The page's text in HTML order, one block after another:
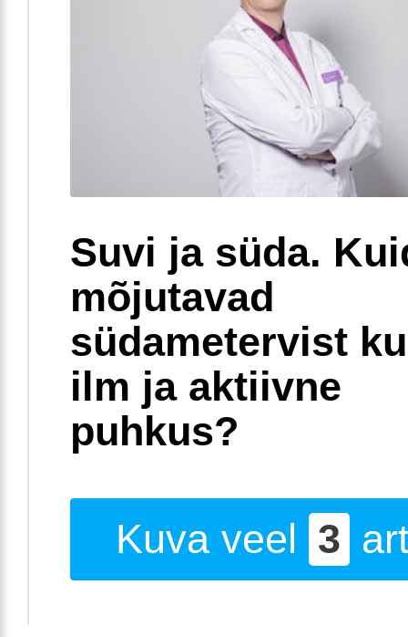
Suvi ja süda.
mõjutavad
südametervist
ilm ja aktiivne
puhkus?
Kuva veel 3